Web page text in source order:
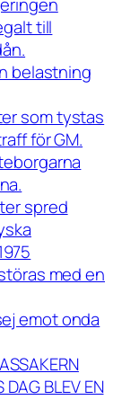
till
belastning
som tystas
för GM.
spred
med en
emot onda
BLEV EN